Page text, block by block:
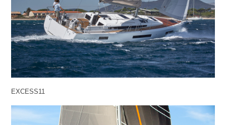
EXCESS11